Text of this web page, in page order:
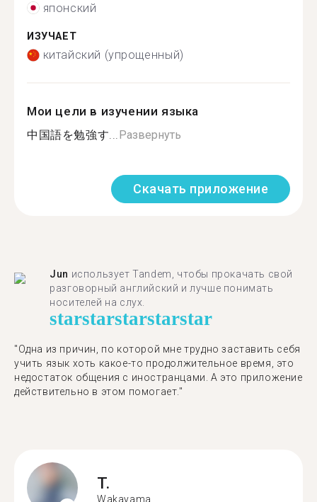
японский
ИЗУЧАЕТ
китайский (упрощенный)
Мои цели в изучении языка
中国語を勉強す...Развернуть
Скачать приложение
Jun использует Tandem, чтобы прокачать свой
разговорный английский и лучше понимать
носителей на слух.
starstarstarstarstar
"Одна из причин, по которой мне трудно заставить себя
учить язык хоть какое-то продолжительное время, это
недостаток общения с иностранцами. А это приложение
действительно в этом помогает."
T.
Wakayama